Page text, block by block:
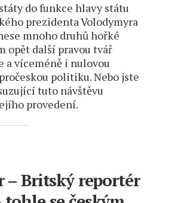
do funkce hlavy státu
prezidenta Volodymyra
mnoho druhů hořké
opět další pravou tvář
a víceméně i nulovou
politiku. Nebo jste
tuto návštěvu
provedení.
– Britský reportér